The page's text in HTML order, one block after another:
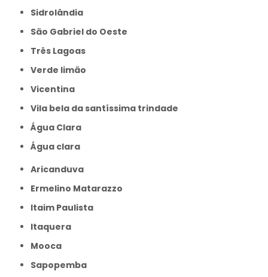
Sidrolândia
São Gabriel do Oeste
Três Lagoas
Verde limão
Vicentina
Vila bela da santíssima trindade
Água Clara
Água clara
Aricanduva
Ermelino Matarazzo
Itaim Paulista
Itaquera
Mooca
Sapopemba